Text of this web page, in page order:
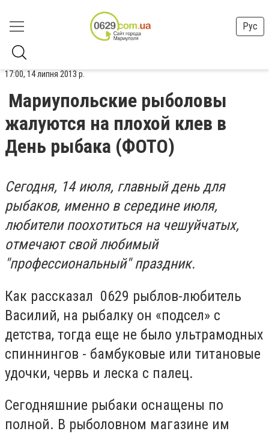
Рус
17:00, 14 липня 2013 р.
Мариупольские рыболовы
жалуются на плохой клев в
День рыбака (ФОТО)
Cегодня, 14 июля, главный день для
рыбаков, именно в середине июля,
любители поохотиться на чешуйчатых,
отмечают свой любимый
"профессиональный" праздник.
Как рассказал 0629 рыблов-любитель
Василий, на рыбалку он «подсел» с
детства, тогда еще не было ультрамодных
спиннингов - бамбуковые или титановые
удочки, червь и леска с палец.
Сегодняшние рыбаки оснащены по
полной. В рыболовном магазине им